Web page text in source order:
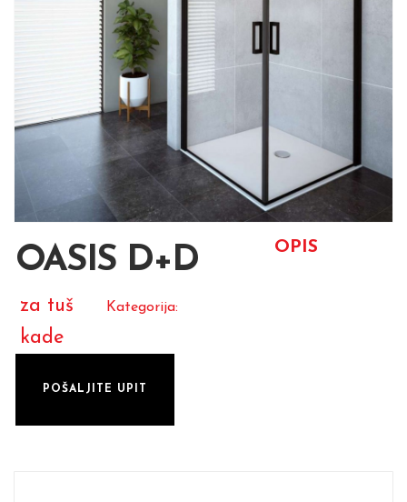
OASIS D+D
Kategorija:
za tuš
kade
POŠALJITE UPIT
OPIS